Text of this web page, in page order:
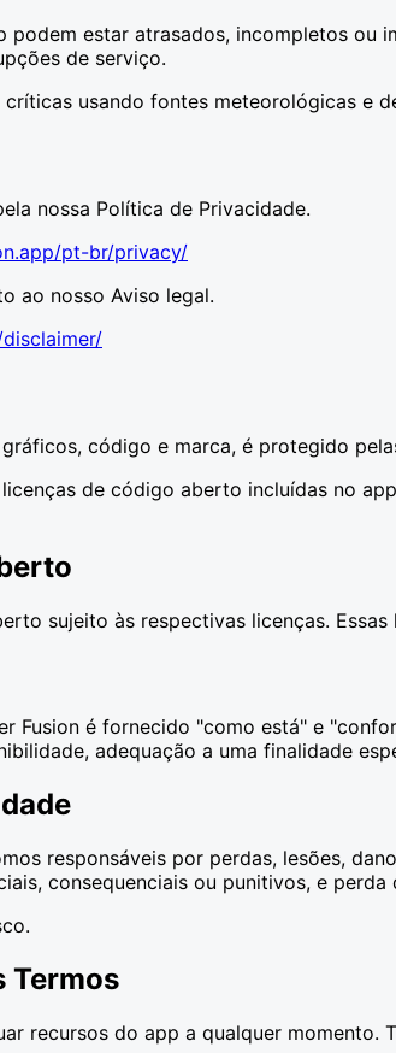
estar atrasados, incompletos
de serviço.
usando fontes meteorológicas e
nossa Política de Privacidade.
pt-br/privacy/
ao nosso Aviso legal.
código e marca, é protegido
de código aberto incluídas no
sujeito às respectivas licenças.
Fusion é fornecido "como está" e
adequação a uma finalidade
responsáveis por perdas, lesões,
consequenciais ou punitivos, e
Termos
recursos do app a qualquer